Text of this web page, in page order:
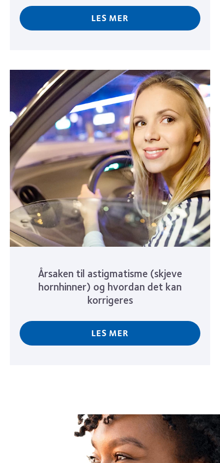
LES MER
Årsaken til astigmatisme (skjeve
hornhinner) og hvordan det kan
korrigeres
LES MER